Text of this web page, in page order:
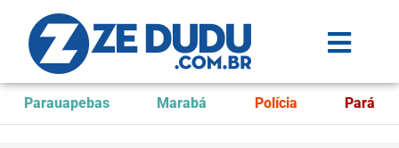
Parauapebas Marabá Polícia Pará